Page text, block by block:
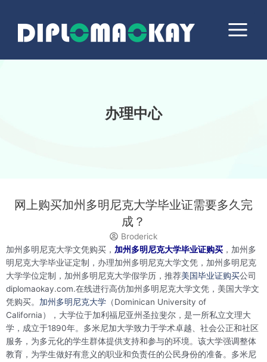
Menu
办理中心
网上购买加州多明尼克大学毕业证需要多久完
成？
Broderick
加州多明尼克大学文凭购买， 加州多明尼克大学毕业证购买 ，加州多
明尼克大学毕业证定制，办理加州多明尼克大学文凭，加州多明尼克
大学学位定制，加州多明尼克大学假学历，推荐美国毕业证购买公司
diplomaokay.com.在线进行高仿加州多明尼克大学文凭，美国大学文
凭购买。 加州多明尼克大学 （Dominican University of
California），大学位于加利福尼亚州圣拉斐尔，是一所私立文理大
学，成立于1890年。多米尼加大学致力于学术卓越、社会公正和社区
服务，为多元化的学生群体提供支持和参与的环境。该大学强调整体
教育，为学生做好有意义的职业和负责任的公民身份的准备。多米尼